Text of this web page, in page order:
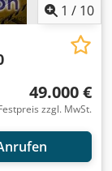
1 / 10
49.000 €
zzgl. MwSt.